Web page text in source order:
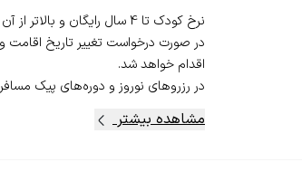
در صورت درخواست تغییر تاریخ اقامت
در رزروهای نوروز و دوره‌های پیک
مشاهده بیشتر